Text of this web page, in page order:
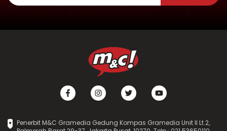
Penerbit M&C Gramedia Gedung Kompas Gramedia Unit II Lt.2,